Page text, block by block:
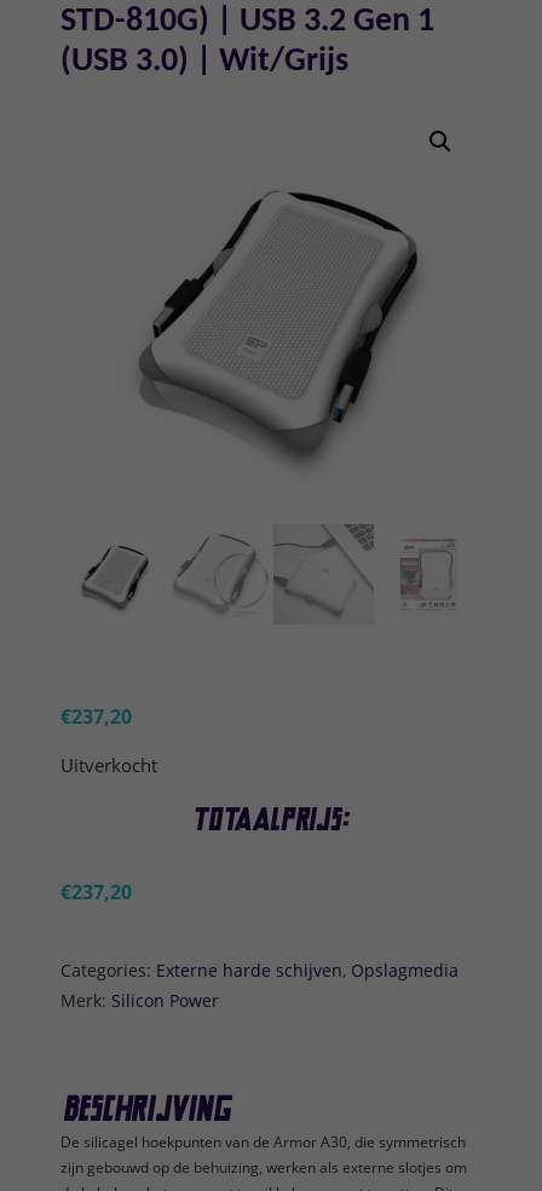
STD-810G) | USB 3.2 Gen 1
(USB 3.0) | Wit/Grijs
€237,20
Uitverkocht
Totaalprijs:
€237,20
Categories: Externe harde schijven, Opslagmedia
Merk: Silicon Power
Beschrijving
De silicagel hoekpunten van de Armor A30, die symmetrisch
zijn gebouwd op de behuizing, werken als externe slotjes om